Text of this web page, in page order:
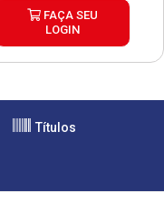
FAÇA SEU
LOGIN
Títulos